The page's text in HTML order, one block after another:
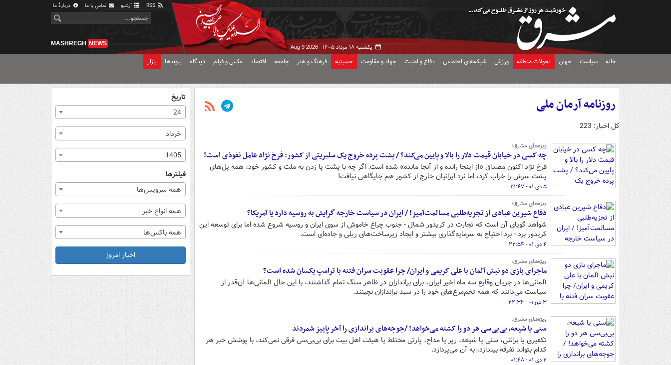
آرشیو تماس با ما دربارهٔ ما
یکشنبه ۱۸ مرداد ۱۴۰۵ - Aug 9 2026
MASHREGH NEWS
خانه سیاست جهان تحولات منطقه ورزش شبکه‌های اجتماعی دفاع و امنیت جهاد و مقاومت حسینیه فرهنگ و هنر جامعه اقتصاد عکس و فیلم دیدگاه پیوندها بازار
روزنامه آرمان ملی
کل اخبار: 223
ویژه‌های مشرق؛
چه کسی در خیابان قیمت دلار را بالا و پایین می‌کند؟ / پشت پرده خروج یک سلبریتی از کشور: فرخ نژاد عامل نفوذی است!
فرخ نژاد اکنون مصداق «از اینجا رانده و از آنجا مانده» شده است. اگر چه با پشت پا زدن به ملت و کشور خود، همه پل‌های
پشت سرش را خراب کرد، اما نزد ایرانیان خارج از کشور هم جایگاهی نیافت!
۵ دی ۰۱ - ۲۱:۴۷
ویژه‌های مشرق؛
دفاع شیرین عبادی از تجزیه‌طلبی مسالمت‌آمیز! / ایران در سیاست خارجه گرایش به روسیه دارد یا آمریکا؟
شواهد گویای آن است که تجارت در کریدور شمال - جنوب چراغ خاموش از سوی ایران و روسیه شروع شده اما برای توسعه این
کریدور برد - برد احتیاج به سرمایه‌گذاری بیشتر و ایجاد زیرساخت‌های ریلی و جاده‌ای است.
۴ دی ۰۱ - ۲۲:۵۴
ویژه‌های مشرق؛
ماجرای بازی دو نبش آلمان با علی کریمی و ایران/ چرا عقوبت سران فتنه با ترامپ یکسان شده است؟
آلمانی‌ها در جریان وقایع سه ماه اخیر ایران، برای براندازان در ظاهر سنگ تمام گذاشتند، با این حال آلمانی‌ها آن‌قدر از
سیاست می‌دانند که همه تخم‌مرغ‌های خود را در سبد براندازان نچینند.
۳ دی ۰۱ - ۲۲:۳۶
ویژه‌های مشرق؛
سنی یا شیعه، بی‌بی‌سی هر دو را کشته می‌خواهد! /جوجه‌های براندازی را آخر پاییز شمردند
تکفیری یا برائتی، سنی یا شیعه، رپر یا مداح، پارتی مختلط یا هیئت اهل بیت برای بی‌بی‌سی فرقی نمی‌کند، با پوشش خبر هر
کدام بتواند تفرقه بیندازد، به آن می‌پردازد.
۲ دی ۰۱ - ۰۱:۴۸
تاریخ
24
خرداد
1405
فیلترها
همه سرویس‌ها
همه انواع خبر
همه باکس‌ها
اخبار امروز